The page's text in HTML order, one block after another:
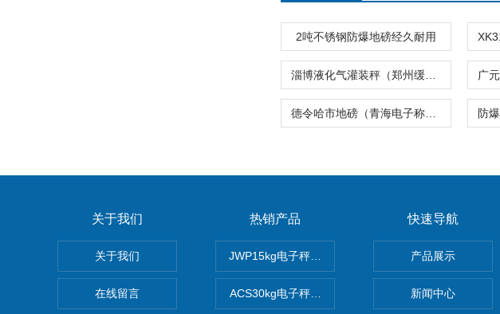
2吨不锈钢防爆地磅经久耐用
关于我们
关于我们
在线留言
热销产品
JWP15kg电子秤价格,15公斤电子秤价钱,15KG电子称报
ACS30kg电子秤价格,30公斤电子秤价钱,30KG电子称报
快速导航
产品展示
新闻中心